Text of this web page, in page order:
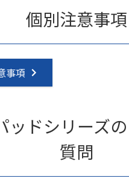
個別注意事項
事項
ッドシリーズ
質問